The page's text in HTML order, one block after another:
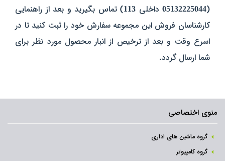
(
05132225044 داخلی 113) تماس بگیرید و بعد از راهنمایی
کارشناسان فروش این مجموعه سفارش خود را ثبت کنید تا در
اسرع وقت و بعد از ترخیص از انبار محصول مورد نظر برای
شما ارسال گردد.
منوی اختصاصی
گروه ماشین های اداری
گروه کامپیوتر